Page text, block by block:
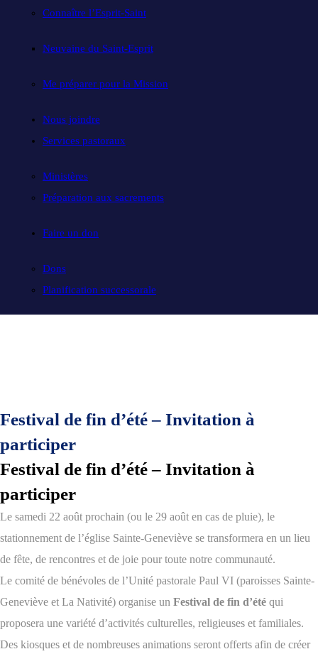
Connaître l’Esprit-Saint
Neuvaine du Saint-Esprit
Me préparer pour la Mission
Nous joindre
Services pastoraux
Ministères
Préparation aux sacrements
Faire un don
Dons
Planification successorale
Festival de fin d’été – Invitation à
participer
Festival de fin d’été – Invitation à
participer
Le samedi 22 août prochain (ou le 29 août en cas de pluie), le
stationnement de l’église Sainte-Geneviève se transformera en un lieu
de fête, de rencontres et de joie pour toute notre communauté.
Le comité de bénévoles de l’Unité pastorale Paul VI (paroisses Sainte-
Geneviève et La Nativité) organise un Festival de fin d’été qui
proposera une variété d’activités culturelles, religieuses et familiales.
Des kiosques et de nombreuses animations seront offerts afin de créer